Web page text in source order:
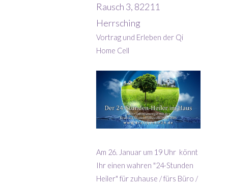
Rausch 3, 82211
Herrsching
Vortrag und Erleben der Qi
Home Cell
Am 26. Januar um 19 Uhr könnt
Ihr einen wahren "24-Stunden
Heiler" für zuhause / fürs Büro /